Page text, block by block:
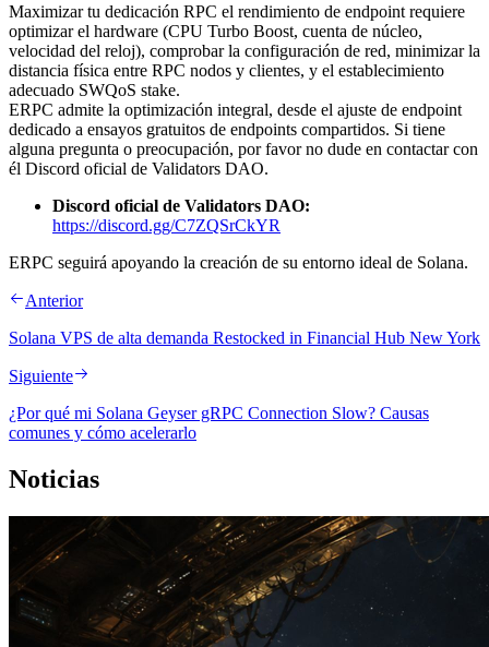
Maximizar tu dedicación RPC el rendimiento de endpoint requiere
optimizar el hardware (CPU Turbo Boost, cuenta de núcleo,
velocidad del reloj), comprobar la configuración de red, minimizar la
distancia física entre RPC nodos y clientes, y el establecimiento
adecuado SWQoS stake.
ERPC admite la optimización integral, desde el ajuste de endpoint
dedicado a ensayos gratuitos de endpoints compartidos. Si tiene
alguna pregunta o preocupación, por favor no dude en contactar con
él Discord oficial de Validators DAO.
Discord oficial de Validators DAO:
https://discord.gg/C7ZQSrCkYR
ERPC seguirá apoyando la creación de su entorno ideal de Solana.
Anterior
Solana VPS de alta demanda Restocked in Financial Hub New York
Siguiente
¿Por qué mi Solana Geyser gRPC Connection Slow? Causas
comunes y cómo acelerarlo
Noticias